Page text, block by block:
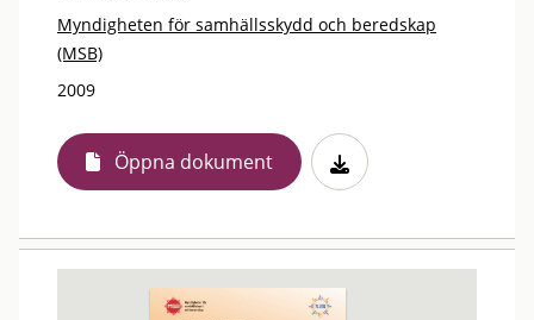
Myndigheten för samhällsskydd och beredskap
(MSB)
2009
Öppna dokument